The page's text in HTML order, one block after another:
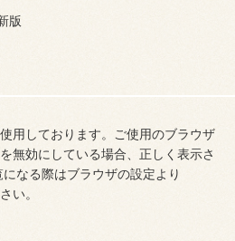
版
用しております。ご使用のブラウザ
無効にしている場合、正しく表示さ
なる際はブラウザの設定より
い。